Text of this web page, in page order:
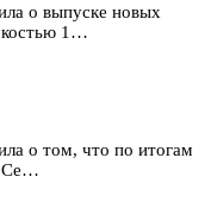
о выпуске новых
1…
о том, что по итогам
Се…